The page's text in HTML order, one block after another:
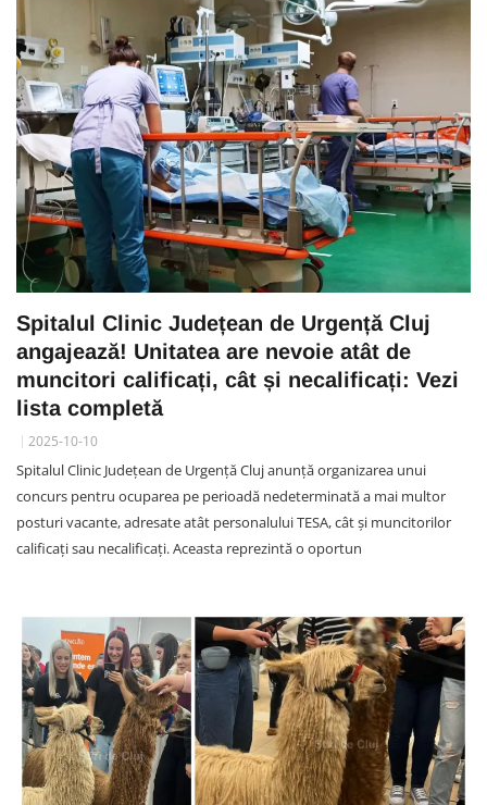
Spitalul Clinic Județean de Urgență Cluj
angajează! Unitatea are nevoie atât de
muncitori calificați, cât și necalificați: Vezi
lista completă
2025-10-10
Spitalul Clinic Județean de Urgență Cluj anunță organizarea unui
concurs pentru ocuparea pe perioadă nedeterminată a mai multor
posturi vacante, adresate atât personalului TESA, cât și muncitorilor
calificați sau necalificați. Aceasta reprezintă o oportun